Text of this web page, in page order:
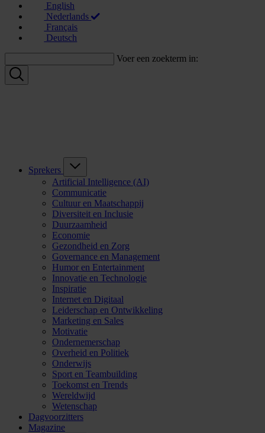
English
Nederlands
Français
Deutsch
Voer een zoekterm in:
Sprekers
Artificial Intelligence (AI)
Communicatie
Cultuur en Maatschappij
Diversiteit en Inclusie
Duurzaamheid
Economie
Gezondheid en Zorg
Governance en Management
Humor en Entertainment
Innovatie en Technologie
Inspiratie
Internet en Digitaal
Leiderschap en Ontwikkeling
Marketing en Sales
Motivatie
Ondernemerschap
Overheid en Politiek
Onderwijs
Sport en Teambuilding
Toekomst en Trends
Wereldwijd
Wetenschap
Dagvoorzitters
Magazine